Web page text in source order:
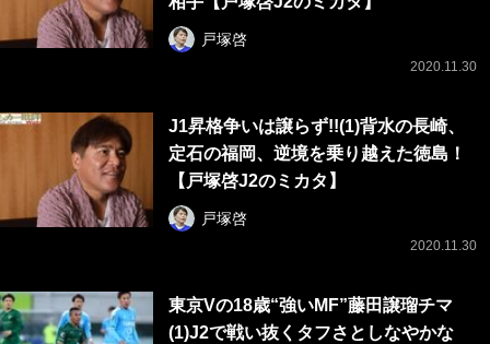
戸塚啓
2020.11.30
J1昇格争いは譲らず!!(1)背水の長崎、
定石の福岡、逆境を乗り越えた徳島！
【戸塚啓J2のミカタ】
戸塚啓
2020.11.30
東京Vの18歳“強いMF”藤田譲瑠チマ
(1)J2で戦い抜くタフさとしなやかな